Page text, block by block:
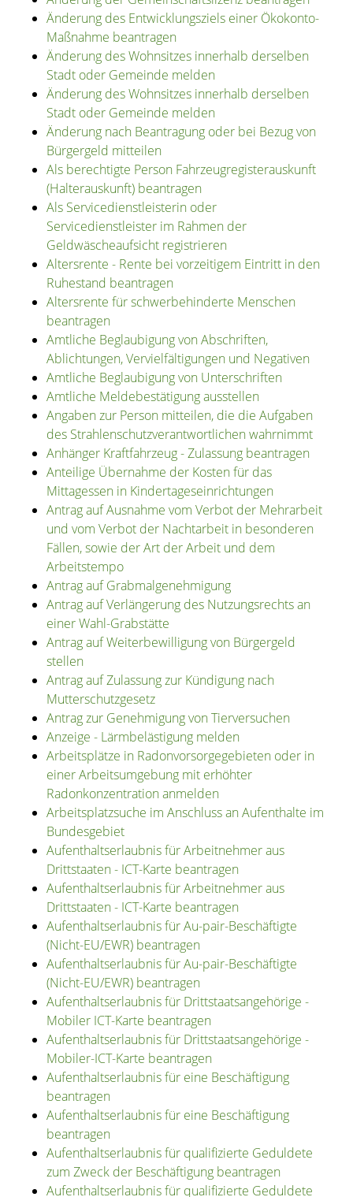
Änderung des Entwicklungsziels einer Ökokonto-
Maßnahme beantragen
Änderung des Wohnsitzes innerhalb derselben
Stadt oder Gemeinde melden
Änderung des Wohnsitzes innerhalb derselben
Stadt oder Gemeinde melden
Änderung nach Beantragung oder bei Bezug von
Bürgergeld mitteilen
Als berechtigte Person Fahrzeugregisterauskunft
(Halterauskunft) beantragen
Als Servicedienstleisterin oder
Servicedienstleister im Rahmen der
Geldwäscheaufsicht registrieren
Altersrente - Rente bei vorzeitigem Eintritt in den
Ruhestand beantragen
Altersrente für schwerbehinderte Menschen
beantragen
Amtliche Beglaubigung von Abschriften,
Ablichtungen, Vervielfältigungen und Negativen
Amtliche Beglaubigung von Unterschriften
Amtliche Meldebestätigung ausstellen
Angaben zur Person mitteilen, die die Aufgaben
des Strahlenschutzverantwortlichen wahrnimmt
Anhänger Kraftfahrzeug - Zulassung beantragen
Anteilige Übernahme der Kosten für das
Mittagessen in Kindertageseinrichtungen
Antrag auf Ausnahme vom Verbot der Mehrarbeit
und vom Verbot der Nachtarbeit in besonderen
Fällen, sowie der Art der Arbeit und dem
Arbeitstempo
Antrag auf Grabmalgenehmigung
Antrag auf Verlängerung des Nutzungsrechts an
einer Wahl-Grabstätte
Antrag auf Weiterbewilligung von Bürgergeld
stellen
Antrag auf Zulassung zur Kündigung nach
Mutterschutzgesetz
Antrag zur Genehmigung von Tierversuchen
Anzeige - Lärmbelästigung melden
Arbeitsplätze in Radonvorsorgegebieten oder in
einer Arbeitsumgebung mit erhöhter
Radonkonzentration anmelden
Arbeitsplatzsuche im Anschluss an Aufenthalte im
Bundesgebiet
Aufenthaltserlaubnis für Arbeitnehmer aus
Drittstaaten - ICT-Karte beantragen
Aufenthaltserlaubnis für Arbeitnehmer aus
Drittstaaten - ICT-Karte beantragen
Aufenthaltserlaubnis für Au-pair-Beschäftigte
(Nicht-EU/EWR) beantragen
Aufenthaltserlaubnis für Au-pair-Beschäftigte
(Nicht-EU/EWR) beantragen
Aufenthaltserlaubnis für Drittstaatsangehörige -
Mobiler ICT-Karte beantragen
Aufenthaltserlaubnis für Drittstaatsangehörige -
Mobiler-ICT-Karte beantragen
Aufenthaltserlaubnis für eine Beschäftigung
beantragen
Aufenthaltserlaubnis für eine Beschäftigung
beantragen
Aufenthaltserlaubnis für qualifizierte Geduldete
zum Zweck der Beschäftigung beantragen
Aufenthaltserlaubnis für qualifizierte Geduldete